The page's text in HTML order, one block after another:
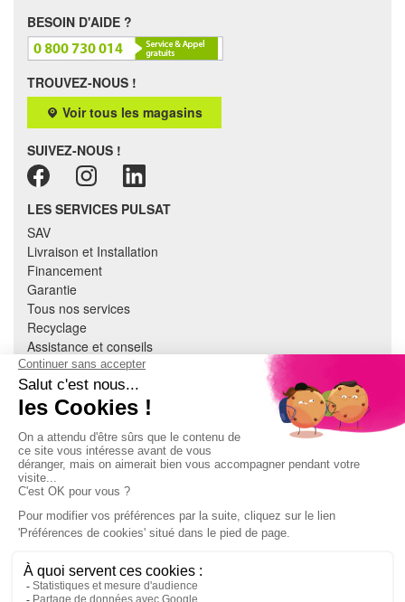
BESOIN D'AIDE ?
TROUVEZ-NOUS !
Voir tous les magasins
SUIVEZ-NOUS !
LES SERVICES PULSAT
SAV
Livraison et Installation
Financement
Garantie
Tous nos services
Recyclage
Assistance et conseils
Cuisine équipée
Literie
Nous contacter
À PROPOS
CGV
Mentions légales
Données personnelles
Devenir adhérent
EN SAVOIR PLUS
Indice de réparabilité